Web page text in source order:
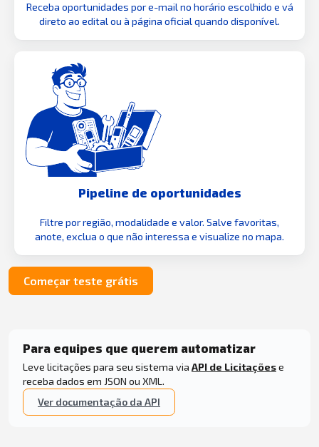
Receba oportunidades por e-mail no horário escolhido e vá
direto ao edital ou à página oficial quando disponível.
Pipeline de oportunidades
Filtre por região, modalidade e valor. Salve favoritas,
anote, exclua o que não interessa e visualize no mapa.
Começar teste grátis
Para equipes que querem automatizar
Leve licitações para seu sistema via API de Licitaçõese
receba dados em JSON ou XML.
Ver documentação da API